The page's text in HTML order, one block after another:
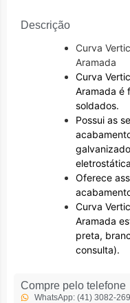
Descrição
Curva
Aramada
Curva
Aramada é
soldados.
Possui as
Oferece
Curva
Aramada
preta,
consulta).
Compre pelo telefone
WhatsApp: (41) 3082-